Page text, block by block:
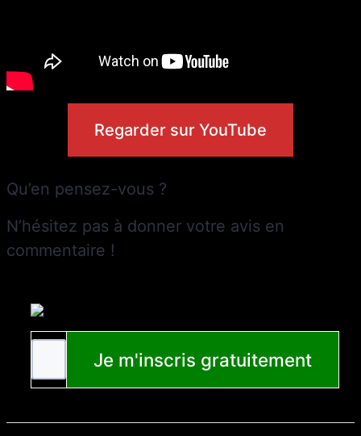
Regarder sur YouTube
Qu’en pensez-vous ?
N’hésitez pas à donner votre avis en
commentaire !